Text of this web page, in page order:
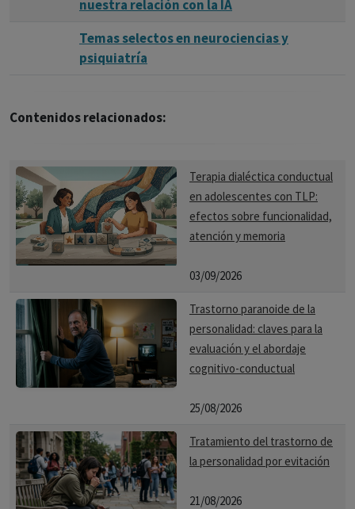
nuestra relación con la IA
Temas selectos en neurociencias y
psiquiatría
Contenidos relacionados:
Terapia dialéctica conductual
en adolescentes con TLP:
efectos sobre funcionalidad,
atención y memoria
03/09/2026
Trastorno paranoide de la
personalidad: claves para la
evaluación y el abordaje
cognitivo-conductual
25/08/2026
Tratamiento del trastorno de
la personalidad por evitación
21/08/2026